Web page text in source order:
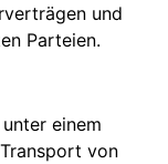
und
Parteien.
einem
von